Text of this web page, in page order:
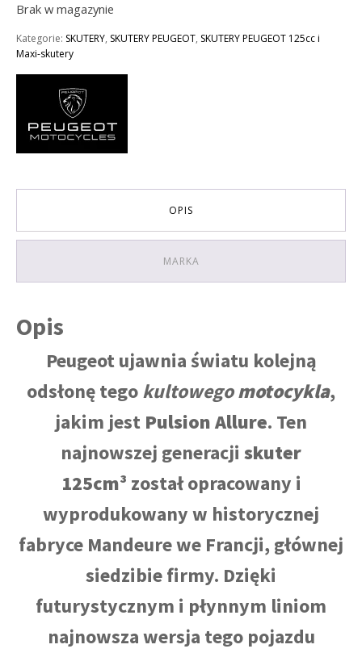
Brak w magazynie
Kategorie: SKUTERY, SKUTERY PEUGEOT, SKUTERY PEUGEOT 125cc i
Maxi-skutery
OPIS
MARKA
Opis
Peugeot ujawnia światu kolejną
odsłonę tegokultowegomotocykla,
jakim jest Pulsion Allure. Ten
najnowszej generacji skuter
125cm³ został opracowany i
wyprodukowany w historycznej
fabryce Mandeure we Francji, głównej
siedzibie firmy. Dzięki
futurystycznym i płynnym liniom
najnowsza wersja tego pojazdu